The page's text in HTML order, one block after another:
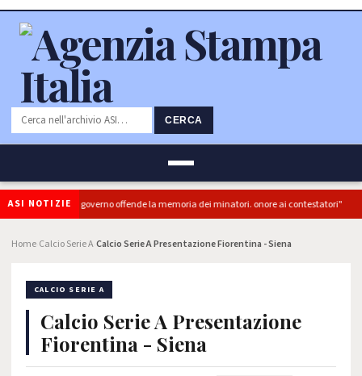
CERCA
ASI NOTIZIE
"L'Ipocrisia del governo offende la memoria dei minatori. onore ai contestatori"
Home Calcio Serie ACalcio Serie A Presentazione Fiorentina - Siena
CALCIO SERIE A
Calcio Serie A Presentazione
Fiorentina - Siena